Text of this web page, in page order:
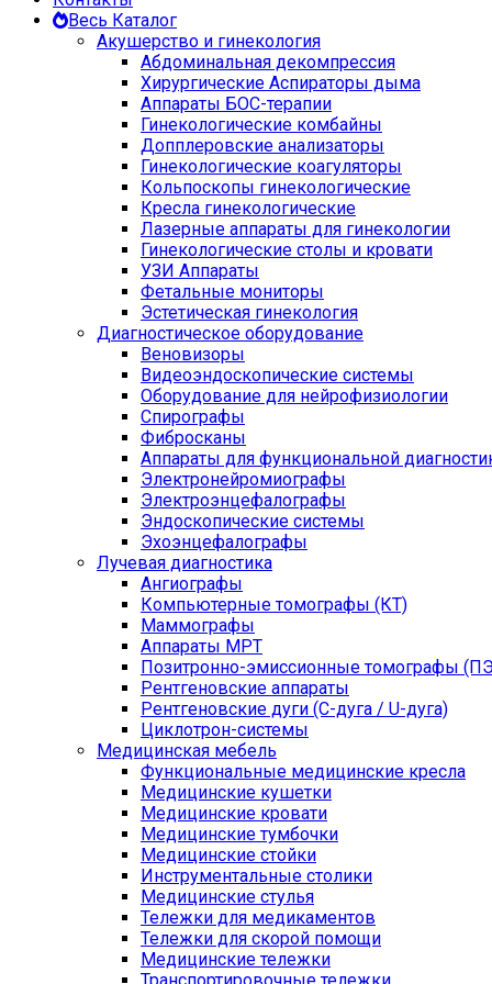
Весь Каталог
Акушерство и гинекология
Абдоминальная декомпрессия
Хирургические Аспираторы дыма
Аппараты БОС-терапии
Гинекологические комбайны
Допплеровские анализаторы
Гинекологические коагуляторы
Кольпоскопы гинекологические
Кресла гинекологические
Лазерные аппараты для гинекологии
Гинекологические столы и кровати
УЗИ Аппараты
Фетальные мониторы
Эстетическая гинекология
Диагностическое оборудование
Веновизоры
Видеоэндоскопические системы
Оборудование для нейрофизиологии
Спирографы
Фибросканы
Аппараты для функциональной
Электронейромиографы
Электроэнцефалографы
Эндоскопические системы
Эхоэнцефалографы
Лучевая диагностика
Ангиографы
Компьютерные томографы (КТ)
Маммографы
Аппараты МРТ
Позитронно-эмиссионные томографы
Рентгеновские аппараты
Рентгеновские дуги (С-дуга / U-дуга)
Циклотрон-системы
Медицинская мебель
Функциональные медицинские кресла
Медицинские кушетки
Медицинские кровати
Медицинские тумбочки
Медицинские стойки
Инструментальные столики
Медицинские стулья
Тележки для медикаментов
Тележки для скорой помощи
Медицинские тележки